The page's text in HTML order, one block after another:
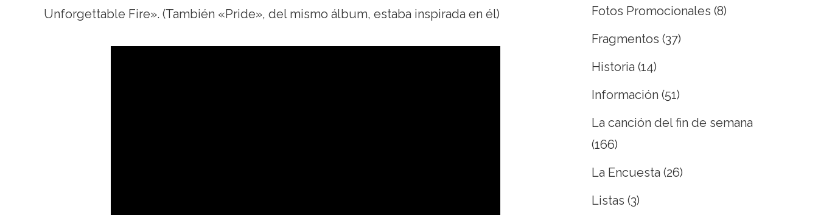
Unforgettable Fire». (También «Pride», del mismo álbum, estaba inspirada en él)
Fotos Promocionales (8)
Fragmentos (37)
Historia (14)
Información (51)
La canción del fin de semana
(166)
La Encuesta (26)
Listas (3)